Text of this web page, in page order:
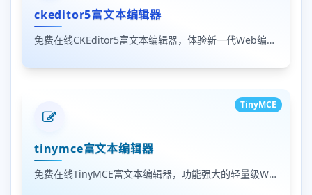
ckeditor5富文本编辑器
免费在线CKEditor5富文本编辑器，体验新一代Web编辑器功能。
TinyMCE
tinymce富文本编辑器
免费在线TinyMCE富文本编辑器，功能强大的轻量级Web编辑器。